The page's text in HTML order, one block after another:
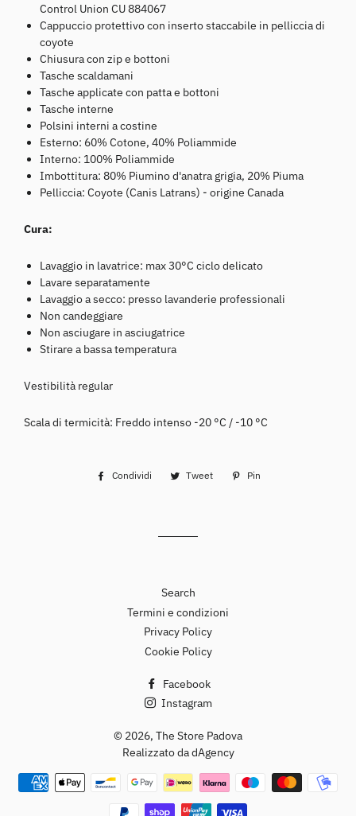
Control Union CU 884067
Cappuccio protettivo con inserto staccabile in pelliccia di
coyote
Chiusura con zip e bottoni
Tasche scaldamani
Tasche applicate con patta e bottoni
Tasche interne
Polsini interni a costine
Esterno: 60% Cotone, 40% Poliammide
Interno: 100% Poliammide
Imbottitura: 80% Piumino d'anatra grigia, 20% Piuma
Pelliccia: Coyote (Canis Latrans) - origine Canada
Cura:
Lavaggio in lavatrice: max 30°C ciclo delicato
Lavare separatamente
Lavaggio a secco: presso lavanderie professionali
Non candeggiare
Non asciugare in asciugatrice
Stirare a bassa temperatura
Vestibilità regular
Scala di termicità: Freddo intenso -20 °C / -10 °C
Condividi
CondividiTweet
Twitta Pin
Search
Termini e condizioni
Privacy Policy
Cookie Policy
Facebook
Instagram
© 2026, The Store Padova
Realizzato da dAgency
Metodi